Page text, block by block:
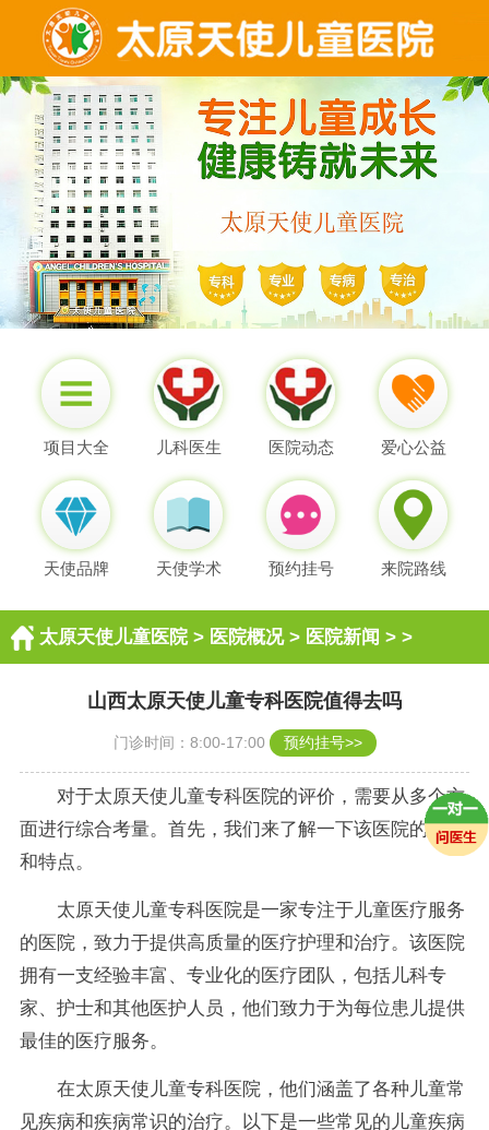
项目大全 儿科医生 医院动态 爱心公益
天使品牌 天使学术 预约挂号 来院路线
太原天使儿童医院> 医院概况> 医院新闻 > >
山西太原天使儿童专科医院值得去吗
门诊时间：8:00-17:00 预约挂号>>
对于太原天使儿童专科医院的评价，需要从多个方
面进行综合考量。首先，我们来了解一下该医院的背景
和特点。
太原天使儿童专科医院是一家专注于儿童医疗服务
的医院，致力于提供高质量的医疗护理和治疗。该医院
拥有一支经验丰富、专业化的医疗团队，包括儿科专
家、护士和其他医护人员，他们致力于为每位患儿提供
最佳的医疗服务。
在太原天使儿童专科医院，他们涵盖了各种儿童常
见疾病和疾病常识的治疗。以下是一些常见的儿童疾病